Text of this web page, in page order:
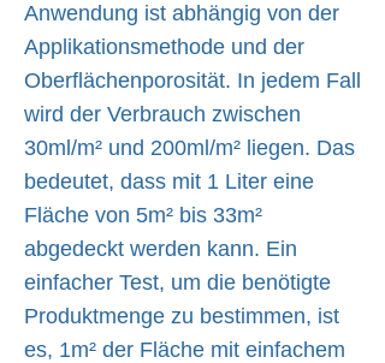
Anwendung ist abhängig von der
Applikationsmethode und der
Oberflächenporosität. In jedem Fall
wird der Verbrauch zwischen
30ml/m² und 200ml/m² liegen. Das
bedeutet, dass mit 1 Liter eine
Fläche von 5m² bis 33m²
abgedeckt werden kann. Ein
einfacher Test, um die benötigte
Produktmenge zu bestimmen, ist
es, 1m² der Fläche mit einfachem